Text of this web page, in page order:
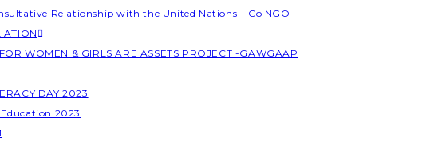
Relationship with the United Nations – Co NGO
WOMEN & GIRLS ARE ASSETS PROJECT -GAWGAAP
DAY 2023
2023